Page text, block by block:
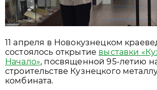
11 апреля в Новокузнецком
состоялось открытие выставки
Начало», посвященной 95-летию
строительстве Кузнецкого
комбината.